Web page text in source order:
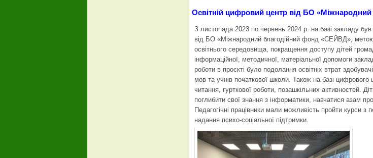
Освітній цифровий центр від БО
З листопада 2023 по червень 2024 р. на базі закладу
від БО «Міжнародний благодійний фонд «СЕЙВД», метою
освітнього середовища, покращення доступу дітей
інформаційної, методичної, матеріальної допомоги
роботи в проєкті було подолання освітніх втрат
мов та учнів початкової школи. Також на базі
читання, гурткової роботи, позашкільних активностей.
поглибити свої знання з інформатики, навчатися азам
Педагогічні працівники мали можливість пройти курси з
надання психо-соціальної підтримки.